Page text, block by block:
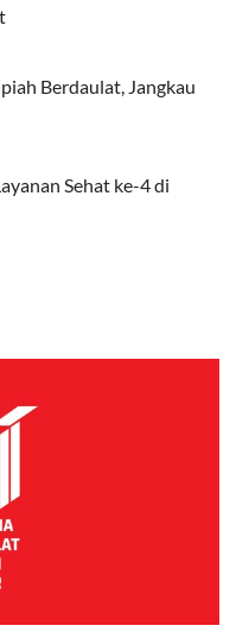
Berdaulat, Jangkau
Sehat ke-4 di